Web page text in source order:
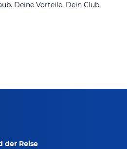
Deine Vorteile. Dein Club.
der Reise